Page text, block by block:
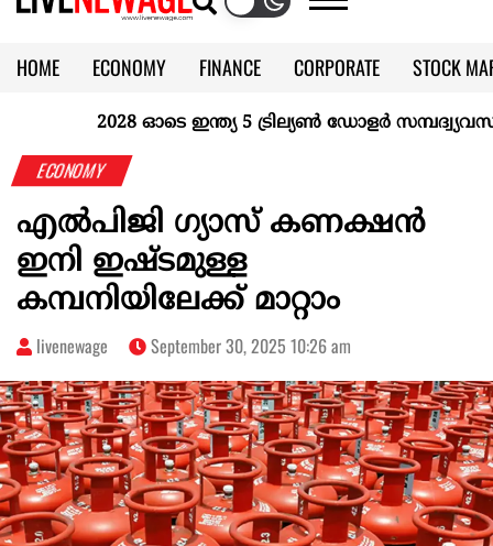
HOME ECONOMY FINANCE CORPORATE
STOCK
KERALA @70
2028 ഓടെ ഇന്ത്യ 5 ട്രില്യണ്‍ ഡോളര്‍
ECONOMY
എൽപിജി ഗ്യാസ് കണക്ഷൻ
ഇനി ഇഷ്ടമുള്ള
കമ്പനിയിലേക്ക് മാറ്റാം
livenewage September 30, 2025 10:26 am